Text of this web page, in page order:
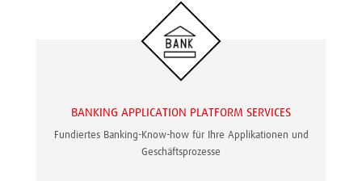
BANKING APPLICATION PLATFORM SERVICES
Fundiertes Banking-Know-how für Ihre Applikationen und
Geschäftsprozesse